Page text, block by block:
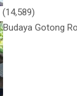
(14,589)
Budaya Gotong